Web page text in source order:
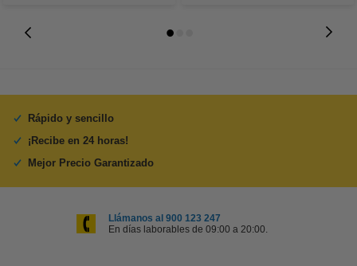
Rápido y sencillo
¡Recibe en 24 horas!
Mejor Precio Garantizado
Llámanos al 900 123 247
En días laborables de 09:00 a 20:00.